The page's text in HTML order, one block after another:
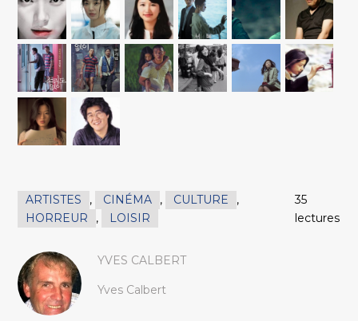
ARTISTES , CINÉMA , CULTURE
,
HORREUR
, LOISIR
35
lectures
YVES CALBERT
Yves Calbert